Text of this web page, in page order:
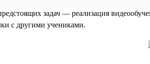
задач — реализация
с другими учениками.